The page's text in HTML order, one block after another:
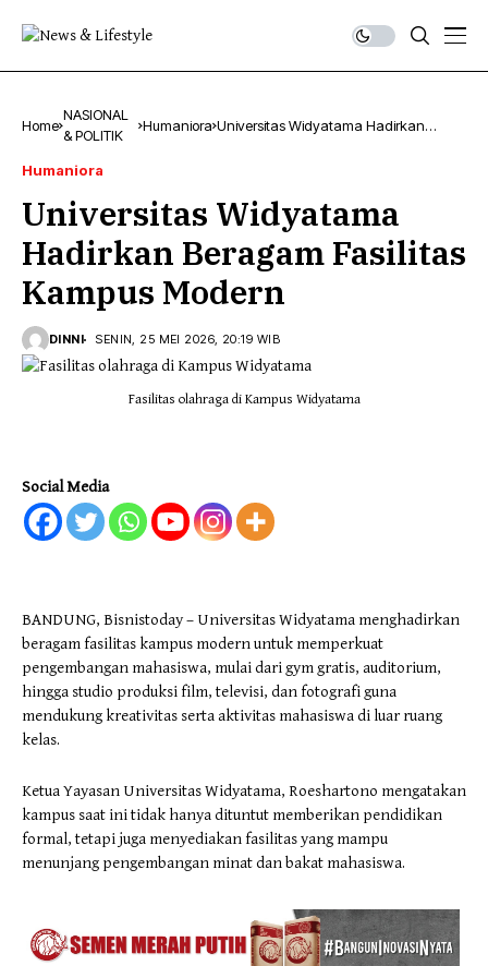
Home
NASIONAL
& POLITIK
Humaniora Universitas Widyatama Hadirkan
Humaniora
Universitas Widyatama
Hadirkan Beragam Fasilitas
Kampus Modern
DINNI SENIN, 25 MEI 2026, 20:19 WIB
Fasilitas olahraga di Kampus Widyatama
Social Media
BANDUNG, Bisnistoday – Universitas Widyatama menghadirkan
beragam fasilitas kampus modern untuk memperkuat
pengembangan mahasiswa, mulai dari gym gratis, auditorium,
hingga studio produksi film, televisi, dan fotografi guna
mendukung kreativitas serta aktivitas mahasiswa di luar ruang
kelas.
Ketua Yayasan Universitas Widyatama, Roeshartono mengatakan
kampus saat ini tidak hanya dituntut memberikan pendidikan
formal, tetapi juga menyediakan fasilitas yang mampu
menunjang pengembangan minat dan bakat mahasiswa.